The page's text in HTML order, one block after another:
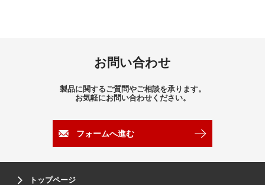
お問い合わせ
製品に関するご質問やご相談を承ります。
お気軽にお問い合わせください。
フォームへ進む
トップページ